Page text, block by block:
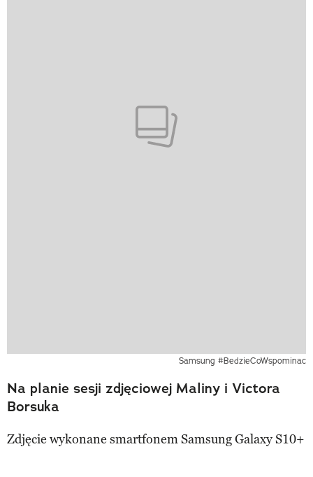
Samsung #BedzieCoWspominac
Na planie sesji zdjęciowej Maliny i Victora
Borsuka
Zdjęcie wykonane smartfonem Samsung Galaxy S10+